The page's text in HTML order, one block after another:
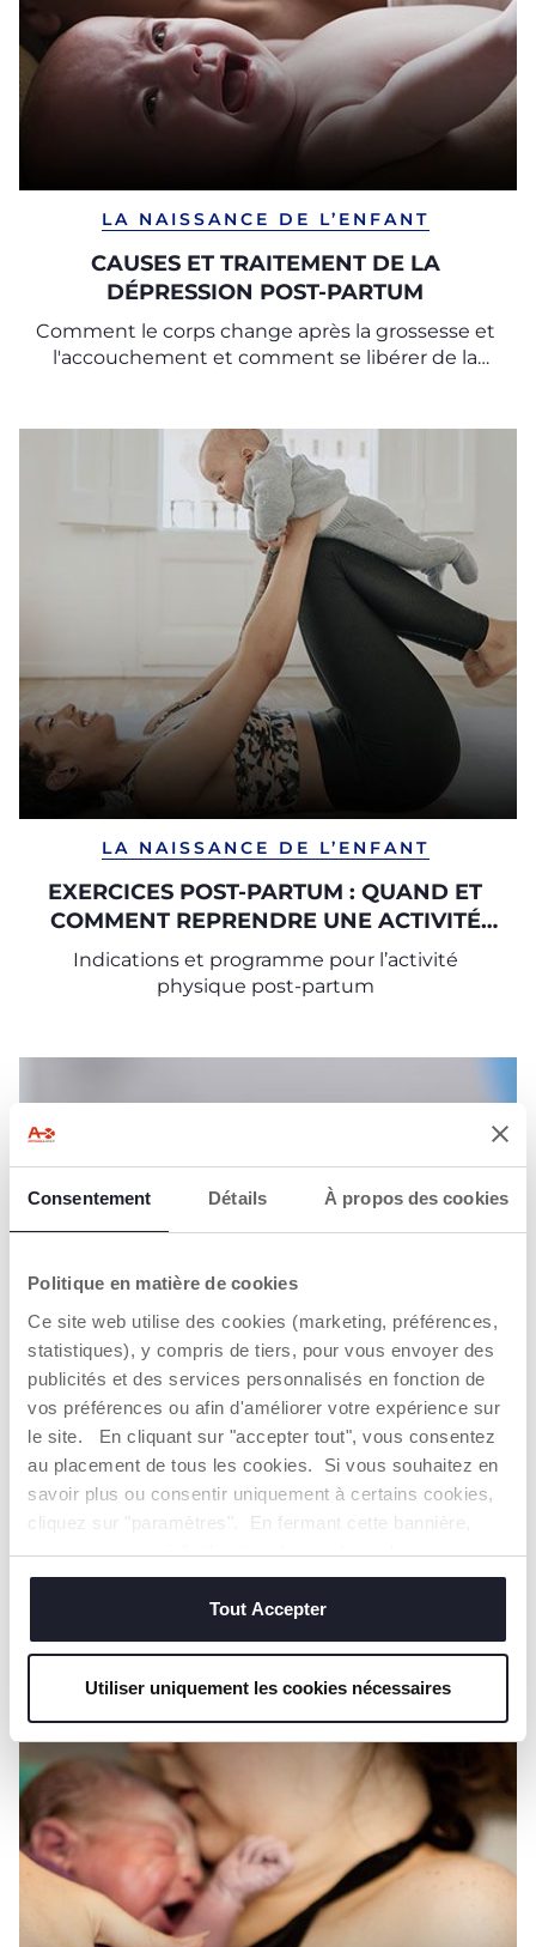
Consentement Détails À propos des cookies
Politique en matière de cookies
Ce site web utilise des cookies (marketing, préférences,
statistiques), y compris de tiers, pour vous envoyer des
publicités et des services personnalisés en fonction de
vos préférences ou afin d'améliorer votre expérience sur
le site. En cliquant sur "accepter tout", vous consentez
au placement de tous les cookies. Si vous souhaitez en
savoir plus ou consentir uniquement à certains cookies,
cliquez sur "paramètres". En fermant cette bannière,
vous consentez à l'utilisation des seuls cookies
techniques, qui sont essentiels au service demandé.
Tout Accepter
Utiliser uniquement les cookies nécessaires
LA NAISSANCE DE L’ENFANT
CAUSES ET TRAITEMENT DE LA
DÉPRESSION POST-PARTUM
Comment le corps change après la grossesse et
l'accouchement et comment se libérer de la
LA NAISSANCE DE L’ENFANT
EXERCICES POST-PARTUM : QUAND ET
COMMENT REPRENDRE UNE ACTIVITÉ
PHYSIQUE APRÈS LA GROSSESSE
Indications et programme pour l’activité
physique post-partum
LA NAISSANCE DE L’ENFANT
TOUT SAVOIR SUR LA CÉSARIENNE
Pour tout savoir sur la césarienne découvrez les